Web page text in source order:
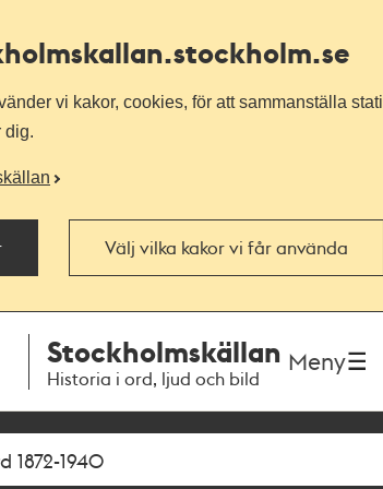
.stockholm.se
vi kakor, cookies, för att sammanställa
dig.
Välj vilka kakor vi får använda
Stockholmskällan
Historia i ord, ljud och bild
Meny